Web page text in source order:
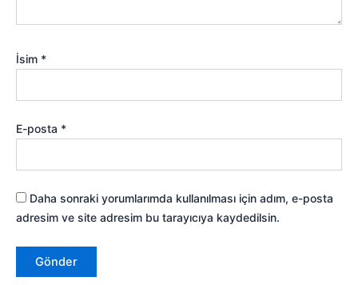
İsim *
E-posta *
Daha sonraki yorumlarımda kullanılması için adım, e-posta
adresim ve site adresim bu tarayıcıya kaydedilsin.